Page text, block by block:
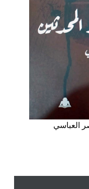
العباسي